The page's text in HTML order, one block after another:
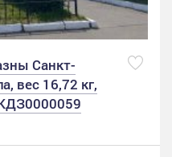
Санкт-
вес 16,72 кг,